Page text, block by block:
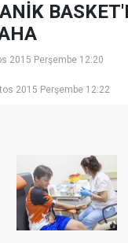
2015 Perşembe 12:20
2015 Perşembe 12:22